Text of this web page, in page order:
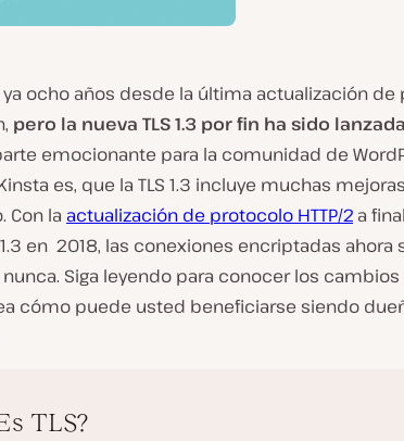
ya ocho años desde la última actualización
pero la nueva TLS 1.3 por fin ha sido
emocionante para la comunidad de
es, que la TLS 1.3 incluye muchas
Con la actualización de protocolo HTTP/2 a
en 2018, las conexiones encriptadas ahora
Siga leyendo para conocer los
cómo puede usted beneficiarse siendo
TLS?